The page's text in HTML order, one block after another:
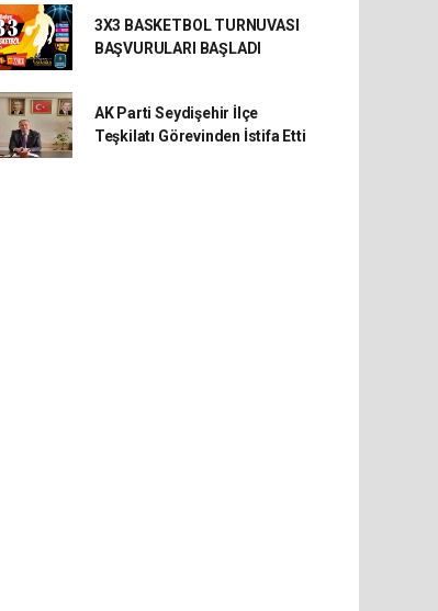
3X3 BASKETBOL TURNUVASI
BAŞVURULARI BAŞLADI
AK Parti Seydişehir İlçe
Teşkilatı Görevinden İstifa Etti